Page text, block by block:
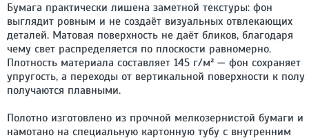
Бумага практически лишена заметной текстуры: фон
выглядит ровным и не создаёт визуальных отвлекающих
деталей. Матовая поверхность не даёт бликов, благодаря
чему свет распределяется по плоскости равномерно.
Плотность материала составляет 145 г/м² — фон сохраняет
упругость, а переходы от вертикальной поверхности к полу
получаются плавными.
Полотно изготовлено из прочной мелкозернистой бумаги и
намотано на специальную картонную тубу с внутренним